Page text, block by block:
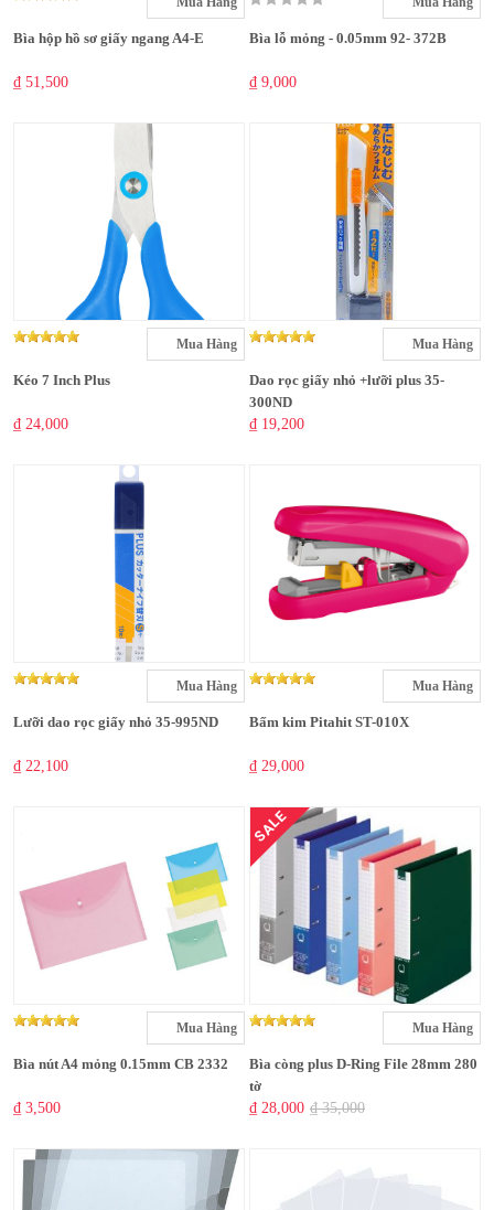
Bìa hộp hồ sơ giấy ngang A4-E
₫ 51,500
Bìa lỗ mỏng - 0.05mm 92- 372B
₫ 9,000
Mua Hàng
Kéo 7 Inch Plus
₫ 24,000
Mua Hàng
Dao rọc giấy nhỏ +lưỡi plus 35-
300ND
₫ 19,200
Mua Hàng
Lưỡi dao rọc giấy nhỏ 35-995ND
₫ 22,100
Mua Hàng
Bấm kim Pitahit ST-010X
₫ 29,000
Mua Hàng
Bìa nút A4 mỏng 0.15mm CB 2332
₫ 3,500
SALE
Mua Hàng
Bìa còng plus D-Ring File 28mm 280
tờ
₫ 28,000 ₫ 35,000